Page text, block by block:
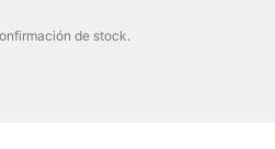
de stock.